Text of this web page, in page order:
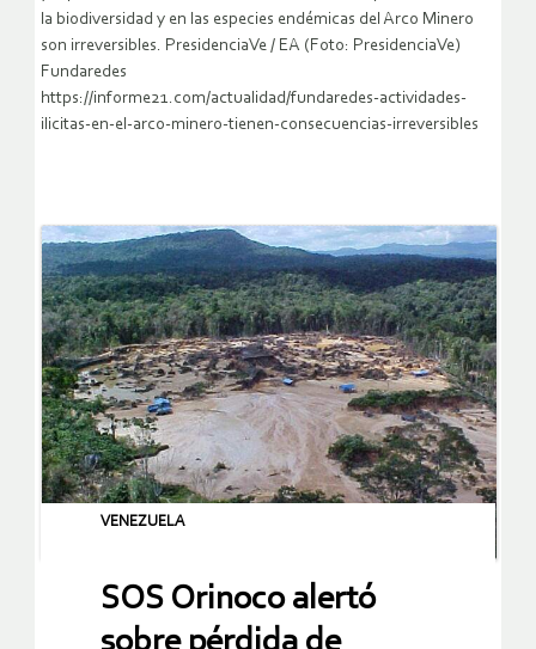
ya que los hechos evidenciados han revelado que los daños en
la biodiversidad y en las especies endémicas del Arco Minero
son irreversibles. PresidenciaVe / EA (Foto: PresidenciaVe)
Fundaredes
https://informe21.com/actualidad/fundaredes-actividades-
SOS Orinoco alertó